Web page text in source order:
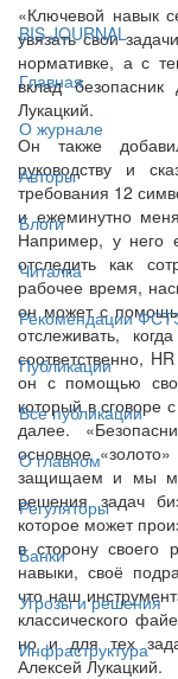
BIS JOURNAL
Главная
О журнале
Авторы
Блоги
Читалка
Рекомендации
Публикации
Все публикации
О главном
Регуляторы
Банки
Угрозы и решения
Инфраструктура
«Ключевой навык
увязать свои
нормативке, а с
вклад
Лукацкий.
Он также
руководству и
требования 12
и ежеминутно
Например, у него
отследить как
рабочее время,
он может с
отслеживать,
соответственно,
он с помощью
который в сговоре
далее.
основное
защищаем и мы
решения задач
которое может
в сторону своего
навыки, своё
что наш
классического
но и для тех
Алексей Лукацкий.